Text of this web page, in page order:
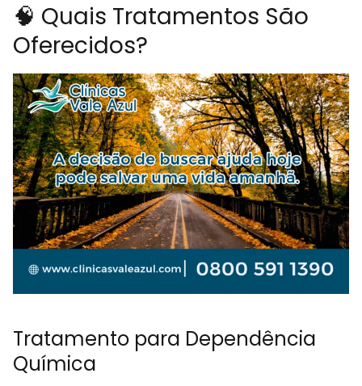
🧠 Quais Tratamentos São
Oferecidos?
Tratamento para Dependência
Química